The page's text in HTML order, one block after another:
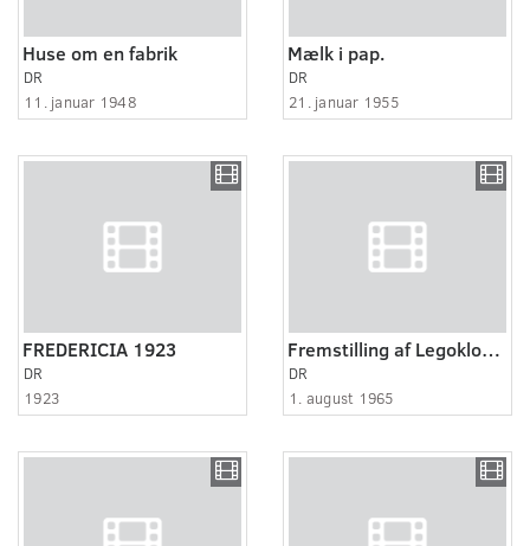
Huse om en fabrik
DR
11. januar 1948
Mælk i pap.
DR
21. januar 1955
FREDERICIA 1923
DR
1923
Fremstilling af Legoklodser
DR
1. august 1965